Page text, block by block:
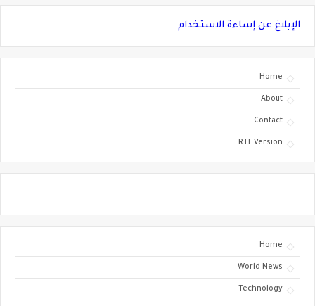
الإبلاغ عن إساءة الاستخدام
Home
About
Contact
RTL Version
Home
World News
Technology